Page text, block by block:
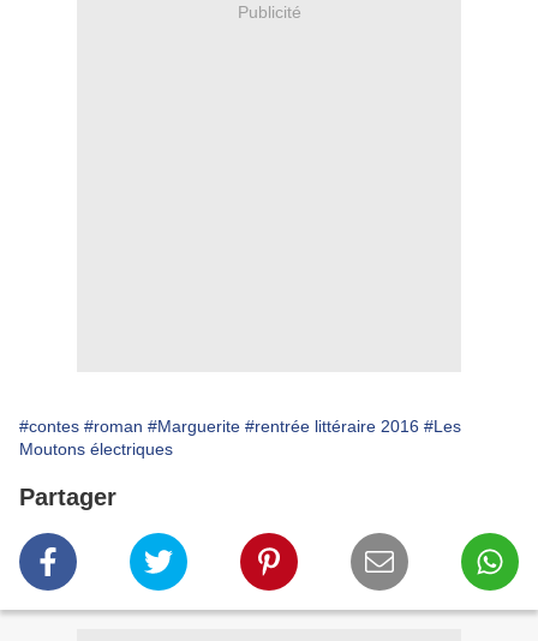
Publicité
#contes #roman #Marguerite #rentrée littéraire 2016 #Les
Moutons électriques
Partager